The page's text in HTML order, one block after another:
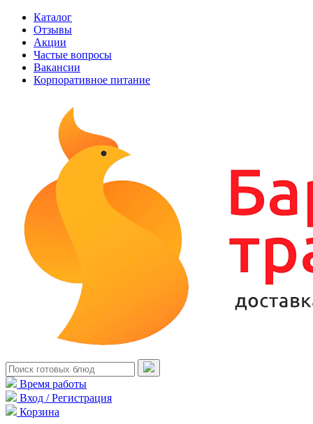
Каталог
Отзывы
Акции
Частые вопросы
Вакансии
Корпоративное питание
Время работы
Вход / Регистрация
Корзина